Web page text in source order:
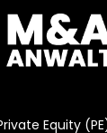
Equity